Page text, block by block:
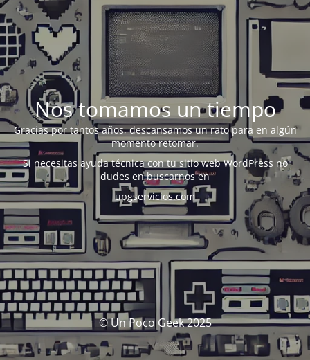
Nos tomamos un tiempo
Gracias por tantos años, descansamos un rato para en algún
momento retomar.
Si necesitas ayuda técnica con tu sitio web WordPress no
dudes en buscarnos en
upgservicios.com
© Un Poco Geek 2025